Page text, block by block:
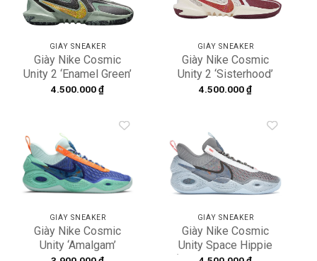
GIÀY SNEAKER
Giày Nike Cosmic
Unity 2 ‘Enamel Green’
DH1537-300
4.500.000₫
GIÀY SNEAKER
Giày Nike Cosmic
Unity 2 ‘Sisterhood’
DH1537-102
4.500.000₫
wishlist
GIÀY SNEAKER
Giày Nike Cosmic
Unity ‘Amalgam’
wishlist
GIÀY SNEAKER
Giày Nike Cosmic
Unity Space Hippie